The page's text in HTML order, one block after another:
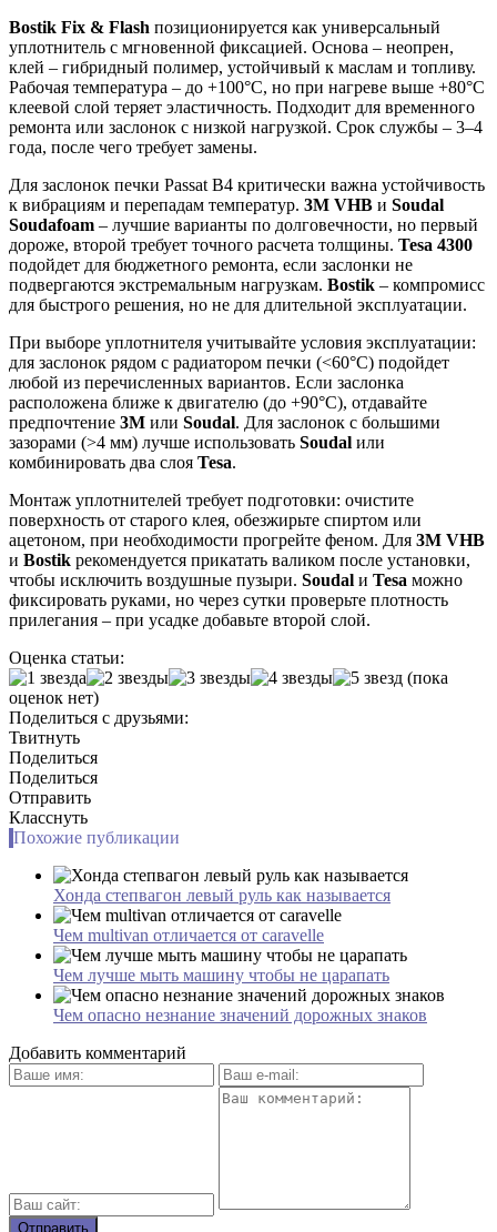
Bostik Fix & Flash позиционируется как универсальный
уплотнитель с мгновенной фиксацией. Основа – неопрен,
клей – гибридный полимер, устойчивый к маслам и топливу.
Рабочая температура – до +100°C, но при нагреве выше +80°C
клеевой слой теряет эластичность. Подходит для временного
ремонта или заслонок с низкой нагрузкой. Срок службы – 3–4
года, после чего требует замены.
Для заслонок печки Passat B4 критически важна устойчивость
к вибрациям и перепадам температур. 3M VHB и Soudal
Soudafoam – лучшие варианты по долговечности, но первый
дороже, второй требует точного расчета толщины. Tesa 4300
подойдет для бюджетного ремонта, если заслонки не
подвергаются экстремальным нагрузкам. Bostik – компромисс
для быстрого решения, но не для длительной эксплуатации.
При выборе уплотнителя учитывайте условия эксплуатации:
для заслонок рядом с радиатором печки (<60°C) подойдет
любой из перечисленных вариантов. Если заслонка
расположена ближе к двигателю (до +90°C), отдавайте
предпочтение 3M или Soudal. Для заслонок с большими
зазорами (>4 мм) лучше использовать Soudal или
комбинировать два слоя Tesa.
Монтаж уплотнителей требует подготовки: очистите
поверхность от старого клея, обезжирьте спиртом или
ацетоном, при необходимости прогрейте феном. Для 3M VHB
и Bostik рекомендуется прикатать валиком после установки,
чтобы исключить воздушные пузыри. Soudal и Tesa можно
фиксировать руками, но через сутки проверьте плотность
прилегания – при усадке добавьте второй слой.
Оценка статьи:
(пока
оценок нет)
Поделиться с друзьями:
Твитнуть
Поделиться
Поделиться
Отправить
Класснуть
Похожие публикации
Хонда степвагон левый руль как называется
Чем multivan отличается от caravelle
Чем лучше мыть машину чтобы не царапать
Чем опасно незнание значений дорожных знаков
Добавить комментарий